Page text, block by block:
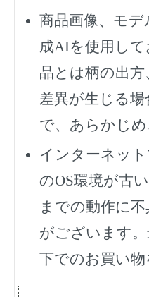
商品画像、モデ
成AIを使用し
品とは柄の出方
差異が生じる
で、あらかじめ
インターネッ
のOS環境が古
までの動作に
がございます
下でのお買い物